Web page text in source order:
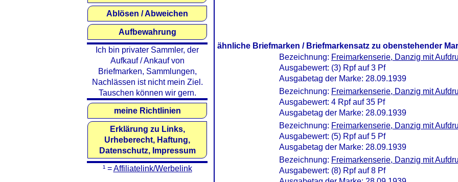
ähnliche Briefmarken / Briefmarkensatz zu obenstehender
Bezeichnung: Freimarkenserie, Danzig mit
Ausgabewert: (3) Rpf auf 3 Pf
Ausgabetag der Marke: 28.09.1939
Bezeichnung: Freimarkenserie, Danzig mit
Ausgabewert: 4 Rpf auf 35 Pf
Ausgabetag der Marke: 28.09.1939
Bezeichnung: Freimarkenserie, Danzig mit
Ausgabewert: (5) Rpf auf 5 Pf
Ausgabetag der Marke: 28.09.1939
Bezeichnung: Freimarkenserie, Danzig mit
Ausgabewert: (8) Rpf auf 8 Pf
Ablösen / Abweichen
Aufbewahrung
Ich bin privater Sammler, der
Aufkauf / Ankauf von
Briefmarken, Sammlungen,
Nachlässen ist nicht mein Ziel.
Tauschen können wir gern.
meine Richtlinien
Erklärung zu Links,
Urheberecht, Haftung,
Datenschutz, Impressum
¹ =Affiliatelink/Werbelink